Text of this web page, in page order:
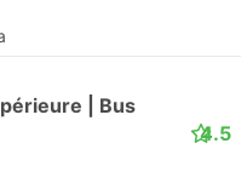
| Bus
4.5